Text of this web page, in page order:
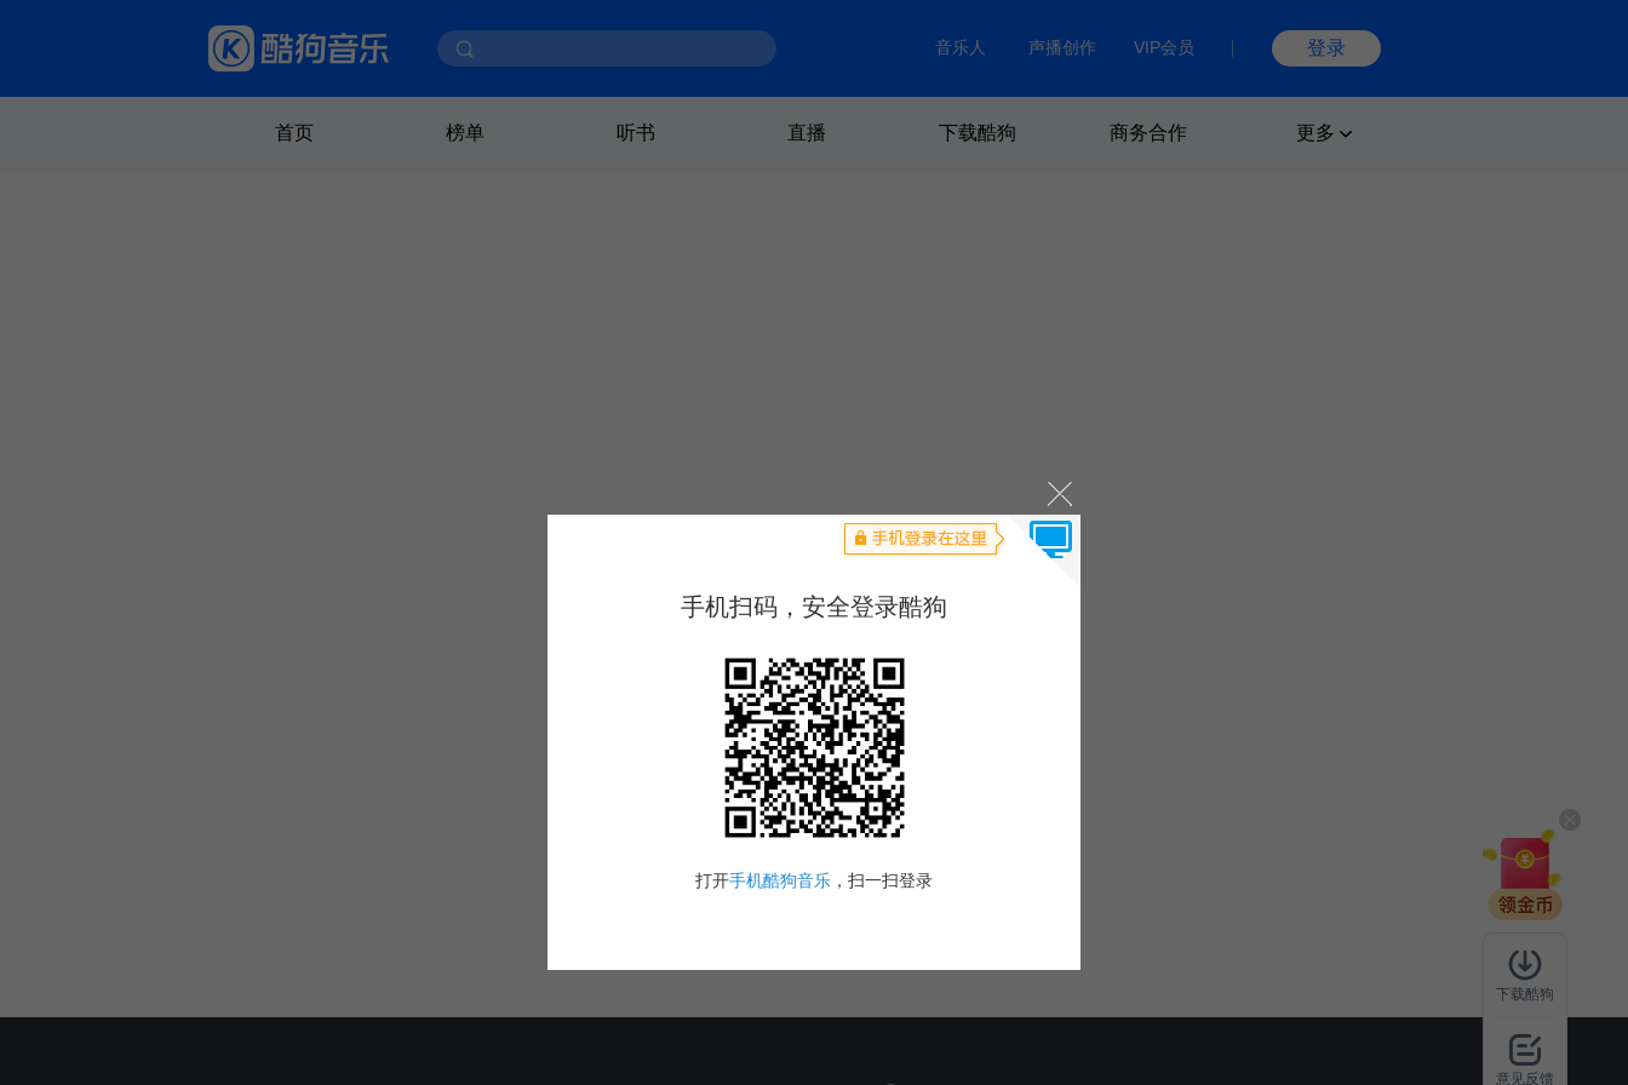
音乐人 声播创作 VIP会员 登录
首页 榜单 听书 直播 下载酷狗 商务合作 更多
下载酷狗
意见反馈